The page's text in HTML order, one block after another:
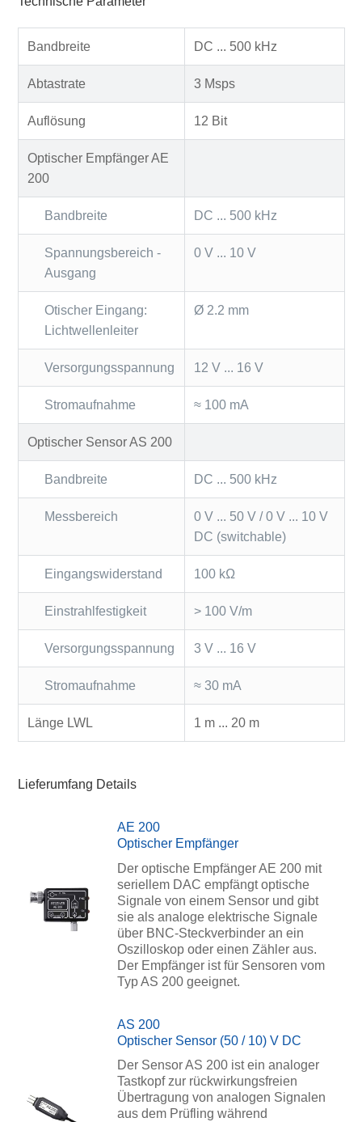
Bandbreite DC ... 500 kHz
Abtastrate 3 Msps
Auflösung 12 Bit
Optischer Empfänger AE
200
Bandbreite DC ... 500 kHz
Spannungsbereich -
Ausgang
0 V ... 10 V
Otischer Eingang:
Lichtwellenleiter
Ø 2.2 mm
Versorgungsspannung 12 V ... 16 V
Stromaufnahme ≈ 100 mA
Optischer Sensor AS 200
Bandbreite DC ... 500 kHz
Messbereich
0 V ... 50 V / 0 V ... 10 V
DC (switchable)
Eingangswiderstand 100 kΩ
Einstrahlfestigkeit > 100 V/m
Versorgungsspannung 3 V ... 16 V
Stromaufnahme ≈ 30 mA
Länge LWL 1 m ... 20 m
Lieferumfang Details
AE 200
Optischer Empfänger
Der optische Empfänger AE 200 mit
seriellem DAC empfängt optische
Signale von einem Sensor und gibt
sie als analoge elektrische Signale
über BNC-Steckverbinder an ein
Oszilloskop oder einen Zähler aus.
Der Empfänger ist für Sensoren vom
Typ AS 200 geeignet.
AS 200
Optischer Sensor (50 / 10) V DC
Der Sensor AS 200 ist ein analoger
Tastkopf zur rückwirkungsfreien
Übertragung von analogen Signalen
aus dem Prüfling während